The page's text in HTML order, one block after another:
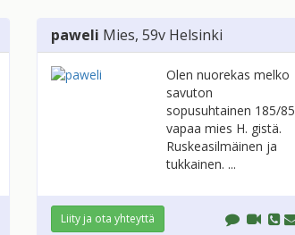
paweli Mies, 59v Helsinki
Olen nuorekas melko
savuton
sopusuhtainen 185/85
vapaa mies H. gistä.
Ruskeasilmäinen ja
tukkainen. ...
Liity ja ota yhteyttä